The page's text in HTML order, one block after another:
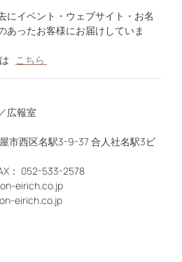
にイベント・ウェブサイト・お名
あったお客様にお届けしていま
こちら
広報室
市西区名駅3-9-37 合人社名駅3ビ
： 052-533-2578
eirich.co.jp
eirich.co.jp